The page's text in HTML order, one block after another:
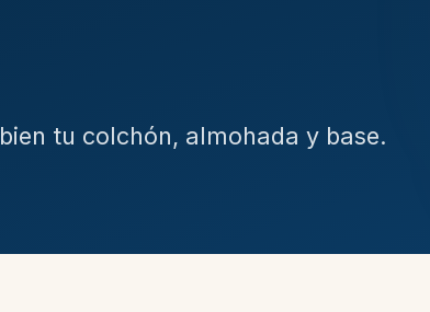
tu colchón, almohada y base.